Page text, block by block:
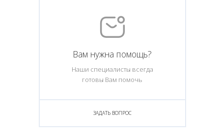
Вам нужна помощь?
Наши специалисты всегда
готовы Вам помочь
ЗАДАТЬ ВОПРОС